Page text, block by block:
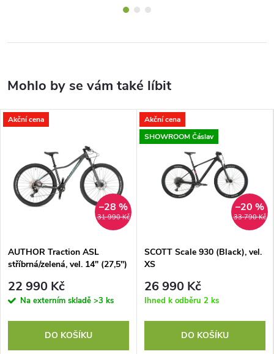
Akční cena
31 990 Kč
–28 %
AUTHOR Traction ASL
stříbrná/zelená, vel. 14" (27,5")
22 990 Kč
Na externím skladě >3 ks
DO KOŠÍKU
Akční cena
SHOWROOM Čáslav
33 790 Kč
–20 %
SCOTT Scale 930 (Black), vel.
XS
26 990 Kč
Ihned k odběru 2 ks
DO KOŠÍKU